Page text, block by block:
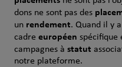
dons ne sont pas des
un rendement. Quand il y
cadre européen spécifique
campagnes à statut
notre plateforme.